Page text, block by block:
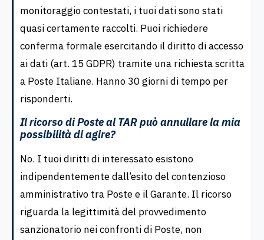
monitoraggio contestati, i tuoi dati sono stati
quasi certamente raccolti. Puoi richiedere
conferma formale esercitando il diritto di accesso
ai dati (art. 15 GDPR) tramite una richiesta scritta
a Poste Italiane. Hanno 30 giorni di tempo per
risponderti.
Il ricorso di Poste al TAR può annullare la mia
possibilità di agire?
No. I tuoi diritti di interessato esistono
indipendentemente dall’esito del contenzioso
amministrativo tra Poste e il Garante. Il ricorso
riguarda la legittimità del provvedimento
sanzionatorio nei confronti di Poste, non